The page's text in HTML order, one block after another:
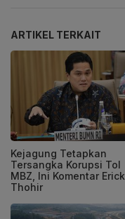
ARTIKEL TERKAIT
Kejagung Tetapkan
Tersangka Korupsi Tol
MBZ, Ini Komentar Erick
Thohir